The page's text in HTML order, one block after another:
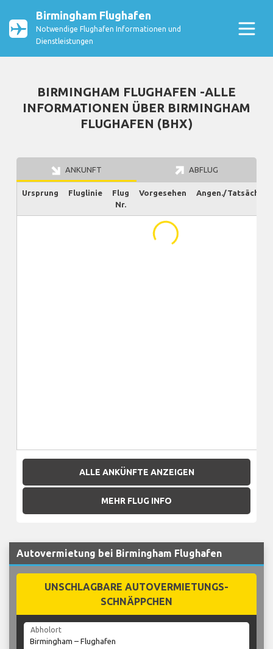
Birmingham Flughafen
Notwendige Flughafen Informationen und
Dienstleistungen
BIRMINGHAM FLUGHAFEN -ALLE
INFORMATIONEN ÜBER BIRMINGHAM
FLUGHAFEN (BHX)
ANKUNFT ABFLUG
Ursprung Fluglinie
Flug
Nr.
Vorgesehen Angen./Tatsächlich
...
ALLE ANKÜNFTE ANZEIGEN
MEHR FLUG INFO
Autovermietung bei Birmingham Flughafen
UNSCHLAGBARE AUTOVERMIETUNGS-
SCHNÄPPCHEN
Abholort